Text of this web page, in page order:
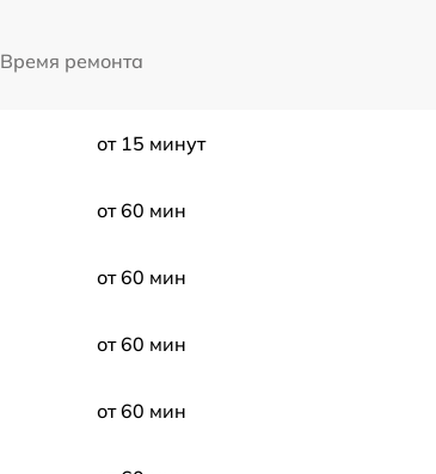
Время ремонта
от 15 минут
от 60 мин
от 60 мин
от 60 мин
от 60 мин